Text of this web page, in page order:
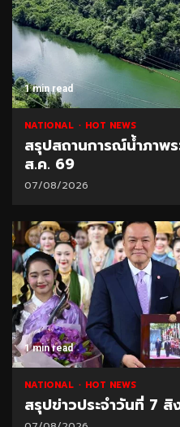
1 min read
NATIONAL HOT NEWS
สรุปสถานการณ์น้ำภาพ
ส.ค. 69
07/08/2026
1 min read
NATIONAL HOT NEWS
สรุปข่าวประจำวันที่ 7